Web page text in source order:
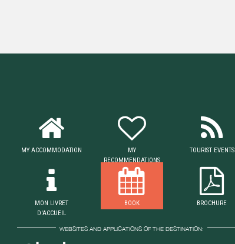
MY ACCOMMODATION
MY
RECOMMENDATIONS
TOURIST EVENTS
MON LIVRET
D'ACCUEIL
BOOK BROCHURE
WEBSITES AND APPLICATIONS OF THE DESTINATION: